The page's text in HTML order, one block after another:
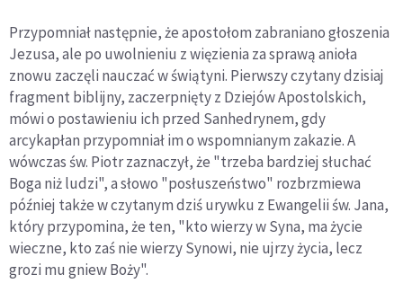
Przypomniał następnie, że apostołom zabraniano głoszenia
Jezusa, ale po uwolnieniu z więzienia za sprawą anioła
znowu zaczęli nauczać w świątyni. Pierwszy czytany dzisiaj
fragment biblijny, zaczerpnięty z Dziejów Apostolskich,
mówi o postawieniu ich przed Sanhedrynem, gdy
arcykapłan przypomniał im o wspomnianym zakazie. A
wówczas św. Piotr zaznaczył, że "trzeba bardziej słuchać
Boga niż ludzi", a słowo "posłuszeństwo" rozbrzmiewa
później także w czytanym dziś urywku z Ewangelii św. Jana,
który przypomina, że ten, "kto wierzy w Syna, ma życie
wieczne, kto zaś nie wierzy Synowi, nie ujrzy życia, lecz
grozi mu gniew Boży".